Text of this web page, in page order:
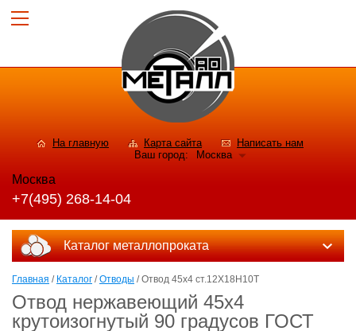
На главную Карта сайта
Написать нам
Ваш город:
Москва
Москва
+7(495) 268-14-04
Каталог металлопроката
Главная / Каталог /Отводы / Отвод 45х4 ст.12Х18Н10Т
Отвод нержавеющий 45х4
крутоизогнутый 90 градусов ГОСТ